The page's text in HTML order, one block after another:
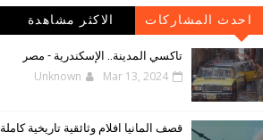
احدث المشاركات الاكثر مشاهدة
تاكسي المدينة.. الإسكندرية - مصر
Unknown Mar 13, 2024
قصف المانيا افلام وثائقية تاريخية كاملة